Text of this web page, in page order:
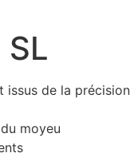
issus de la précision
moyeu